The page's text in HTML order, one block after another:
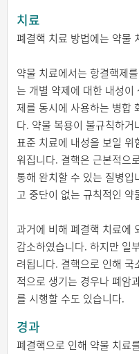
치료
폐결핵 치료 방법에는 약물
약물 치료에서는 항결핵제
는 개별 약제에 대한 내성
제를 동시에 사용하는 병합
다. 약물 복용이 불규칙하
표준 치료에 내성을 보일 위
워집니다. 결핵은 근본적으
통해 완치할 수 있는 질병입
고 중단이 없는 규칙적인 약
과거에 비해 폐결핵 치료에
감소하였습니다. 하지만 일
려됩니다. 결핵으로 인해
적으로 생기는 경우나 폐암
를 시행할 수도 있습니다.
경과
폐결핵으로 인해 약물 치료